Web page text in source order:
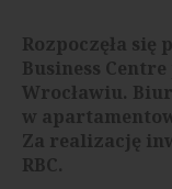
Rozpoczęła się
Business
Wrocławiu.
w
Za realizację
RBC.